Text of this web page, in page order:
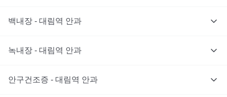
백내장 - 대림역 안과
녹내장 - 대림역 안과
안구건조증 - 대림역 안과